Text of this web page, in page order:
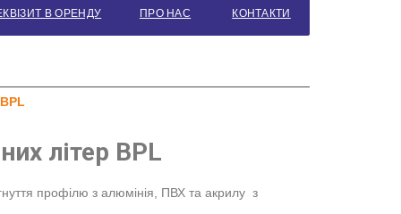
В ОРЕНДУ ПРО НАС КОНТАКТИ
літер BPL
профілю з алюмінія, ПВХ та акрилу з